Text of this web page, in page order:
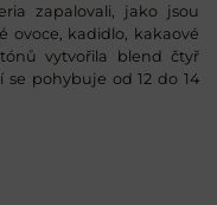
zapalovali, jako jsou
ovoce, kadidlo, kakaové
vytvořila blend čtyř
pohybuje od 12 do 14